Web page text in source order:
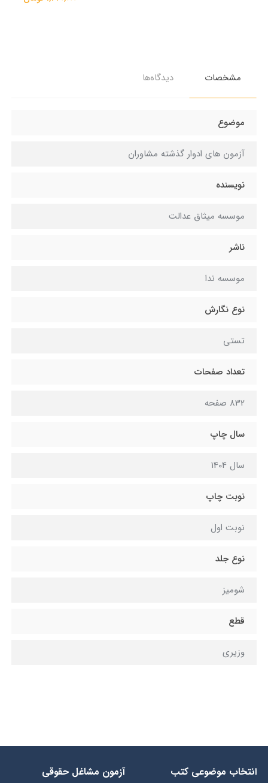
مشخصات دیدگاه‌ها
موضوع
آزمون های ادوار گذشته مشاوران
نویسنده
موسسه میثاق عدالت
ناشر
موسسه ندا
نوع نگارش
تستی
تعداد صفحات
832 صفحه
سال چاپ
سال 1404
نوبت چاپ
نوبت اول
نوع جلد
شومیز
قطع
وزيري
انتخاب​ موضوعي​ کتب آزمون مشاغل حقوقی